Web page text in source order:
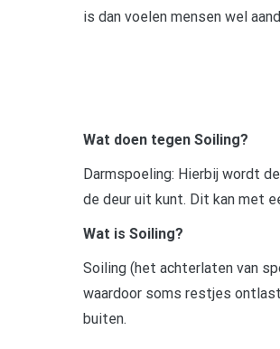
is dan voelen mensen wel
Wat doen tegen Soiling?
Darmspoeling: Hierbij wordt
de deur uit kunt. Dit kan met
Wat is Soiling?
Soiling (het achterlaten van
waardoor soms restjes
buiten.